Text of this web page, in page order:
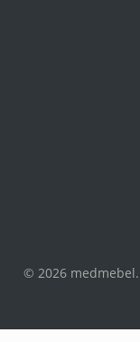
© 2026